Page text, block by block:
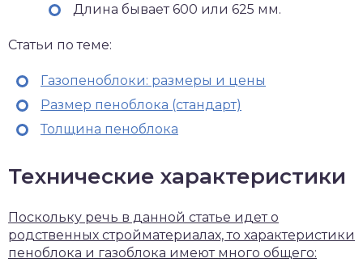
Длина бывает 600 или 625 мм.
Статьи по теме:
Газопеноблоки: размеры и цены
Размер пеноблока (стандарт)
Толщина пеноблока
Технические характеристики
Поскольку речь в данной статье идет о
родственных стройматериалах, то характеристики
пеноблока и газоблока имеют много общего: